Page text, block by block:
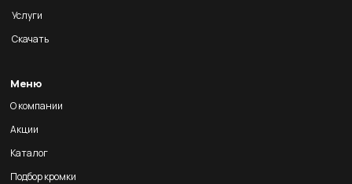
Услуги
Скачать
Меню
О компании
Акции
Каталог
Подбор кромки